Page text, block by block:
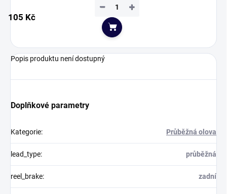
105 Kč
+
−
Do košíku
Popis produktu není dostupný
Doplňkové parametry
Kategorie: Průběžná olova
lead_type: průběžná
reel_brake: zadní